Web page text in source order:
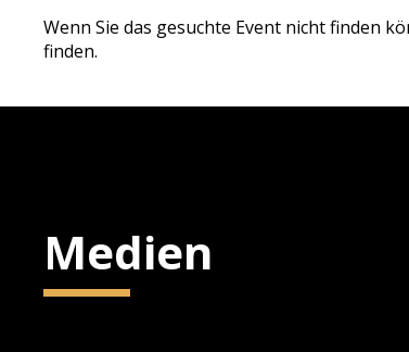
Wenn Sie das gesuchte Event nicht finden
finden.
Medien